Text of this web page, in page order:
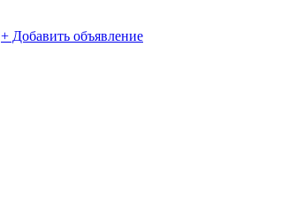
+ Добавить объявление